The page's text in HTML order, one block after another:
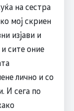
на сестра
мој скриен
изјави и
сите оние
лично и со
И сега по